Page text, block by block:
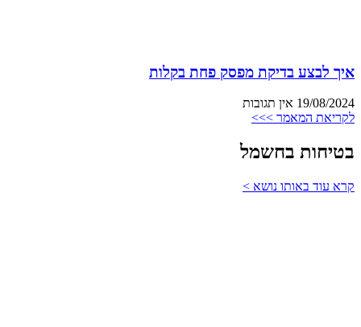
איך לבצע בדיקת מפסק פחת בקלות
19/08/2024 אין תגובות
לקריאת המאמר >>>
בטיחות בחשמל
קרא עוד באותו נושא >